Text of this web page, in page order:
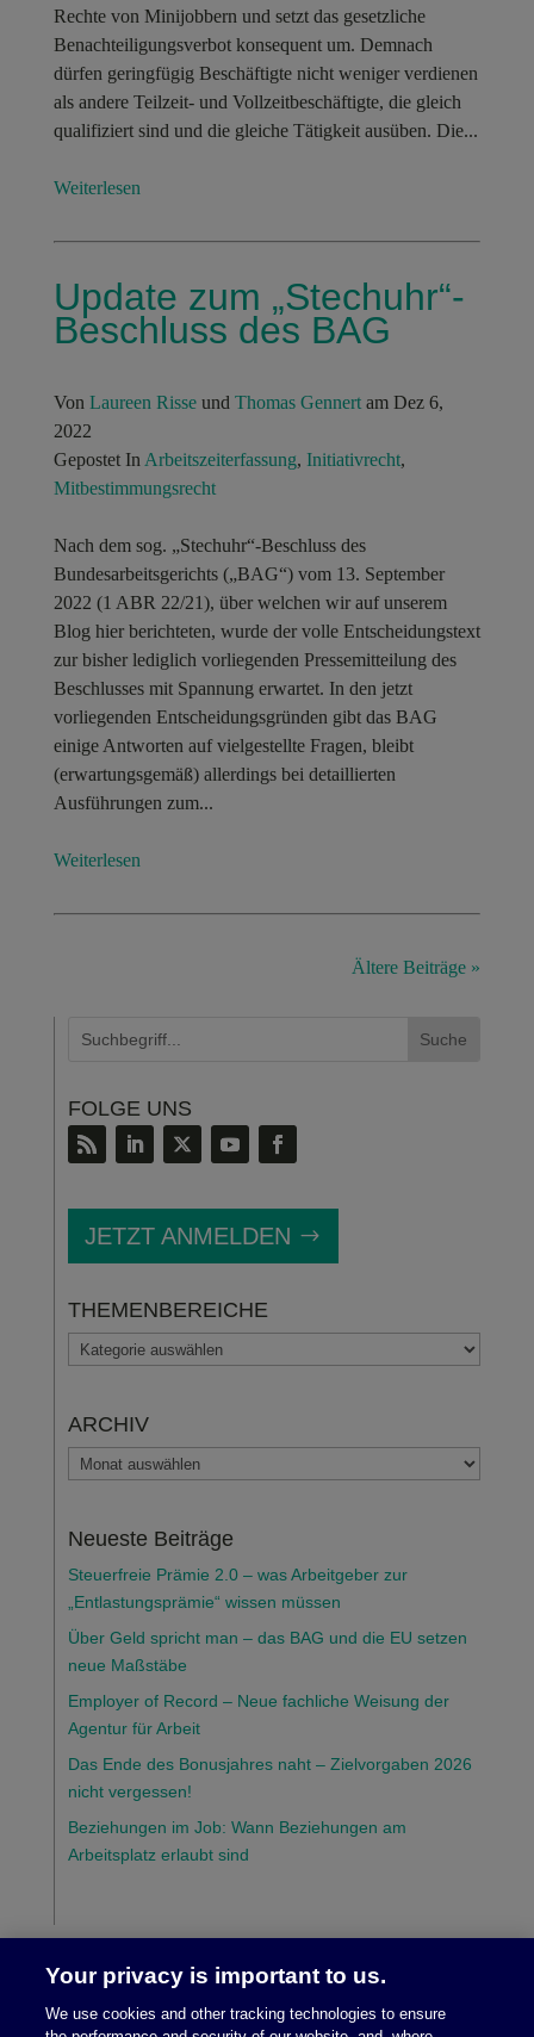
Rechte von Minijobbern und setzt das gesetzliche
Benachteiligungsverbot konsequent um. Demnach
dürfen geringfügig Beschäftigte nicht weniger verdienen
als andere Teilzeit- und Vollzeitbeschäftigte, die gleich
qualifiziert sind und die gleiche Tätigkeit ausüben. Die...
Weiterlesen
Update zum „Stechuhr“-
Beschluss des BAG
Von Laureen Risseund Thomas Gennertam Dez 6,
2022
Gepostet In Arbeitszeiterfassung, Initiativrecht,
Mitbestimmungsrecht
Nach dem sog. „Stechuhr“-Beschluss des
Bundesarbeitsgerichts („BAG“) vom 13. September
2022 (1 ABR 22/21), über welchen wir auf unserem
Blog hier berichteten, wurde der volle Entscheidungstext
zur bisher lediglich vorliegenden Pressemitteilung des
Beschlusses mit Spannung erwartet. In den jetzt
vorliegenden Entscheidungsgründen gibt das BAG
einige Antworten auf vielgestellte Fragen, bleibt
(erwartungsgemäß) allerdings bei detaillierten
Ausführungen zum...
Weiterlesen
Ältere Beiträge »
FOLGE UNS
JETZT ANMELDEN
THEMENBEREICHE
THEMENBEREICHE
ARCHIV
ARCHIV
Neueste Beiträge
Steuerfreie Prämie 2.0 – was Arbeitgeber zur
„Entlastungsprämie“ wissen müssen
Über Geld spricht man – das BAG und die EU setzen
neue Maßstäbe
Employer of Record – Neue fachliche Weisung der
Agentur für Arbeit
Das Ende des Bonusjahres naht – Zielvorgaben 2026
nicht vergessen!
Beziehungen im Job: Wann Beziehungen am
Arbeitsplatz erlaubt sind
Your privacy is important to us.
We use cookies and other tracking technologies to ensure